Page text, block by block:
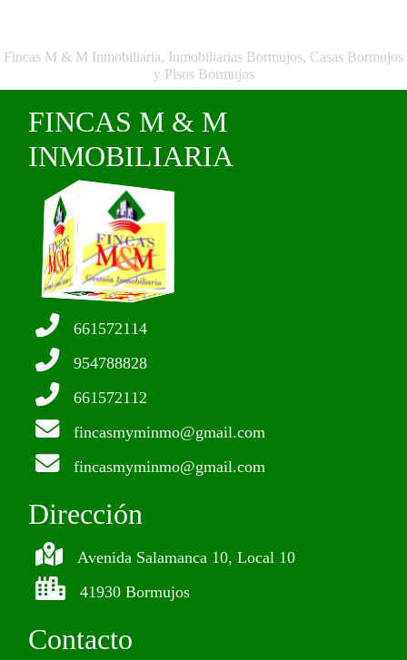
Fincas M & M Inmobiliaria, Inmobiliarias Bormujos, Casas Bormujos
y Pisos Bormujos
FINCAS M & M
INMOBILIARIA
661572114
954788828
661572112
fincasmyminmo@gmail.com
fincasmyminmo@gmail.com
Dirección
Avenida Salamanca 10, Local 10
41930 Bormujos
Contacto